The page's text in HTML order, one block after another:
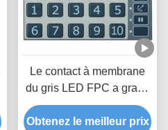
Le contact à membrane
du gris LED FPC a gravé
le clavier numérique en
refief tactile de
Obtenez le meilleur prix